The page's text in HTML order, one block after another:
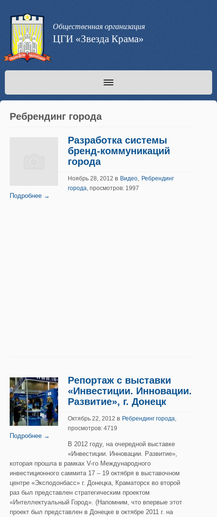
Общественная организация
ЦГИ «Звезда Крама»
Ребрендинг города
Подробнее →
Разработка системы
бренд-коммуникаций
города
Ноябрь 28, 2012 в Видео, Ребрендинг
города, просмотров: 1997
Подробнее →
Репортаж с выставки
«Инвестиции. Инновации.
Развитие», г. Донецк
Октябрь 22, 2012 в Ребрендинг города,
просмотров: 4719
В 2012 году, на очередной выставке
«Инвестиции. Инновации. Развитие»,
которая прошла в рамках V-го Международного
инвестиционного саммита 17 – 19 октября в выставочном
центре «Эксподонбасс» г. Донецка, Краматорск во второй
раз был представлен стратегическим проектом
«Интеллектуальный Город». (Напомним, что впервые этот
проект был представлен в Донецке в октябре 2011 г. на